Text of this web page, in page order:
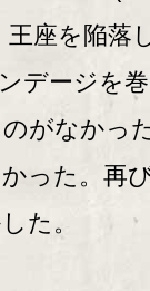
座を陥落
デージを
がなかっ
った。再
た。